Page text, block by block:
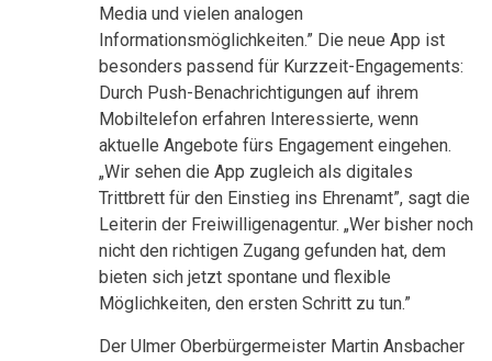
Media und vielen analogen
Informationsmöglichkeiten.” Die neue App ist
besonders passend für Kurzzeit-Engagements:
Durch Push-Benachrichtigungen auf ihrem
Mobiltelefon erfahren Interessierte, wenn
aktuelle Angebote fürs Engagement eingehen.
„Wir sehen die App zugleich als digitales
Trittbrett für den Einstieg ins Ehrenamt”, sagt die
Leiterin der Freiwilligenagentur. „Wer bisher noch
nicht den richtigen Zugang gefunden hat, dem
bieten sich jetzt spontane und flexible
Möglichkeiten, den ersten Schritt zu tun.”
Der Ulmer Oberbürgermeister Martin Ansbacher